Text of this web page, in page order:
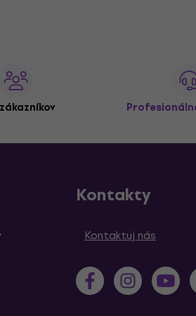
Kontakty
Kontaktuj nás